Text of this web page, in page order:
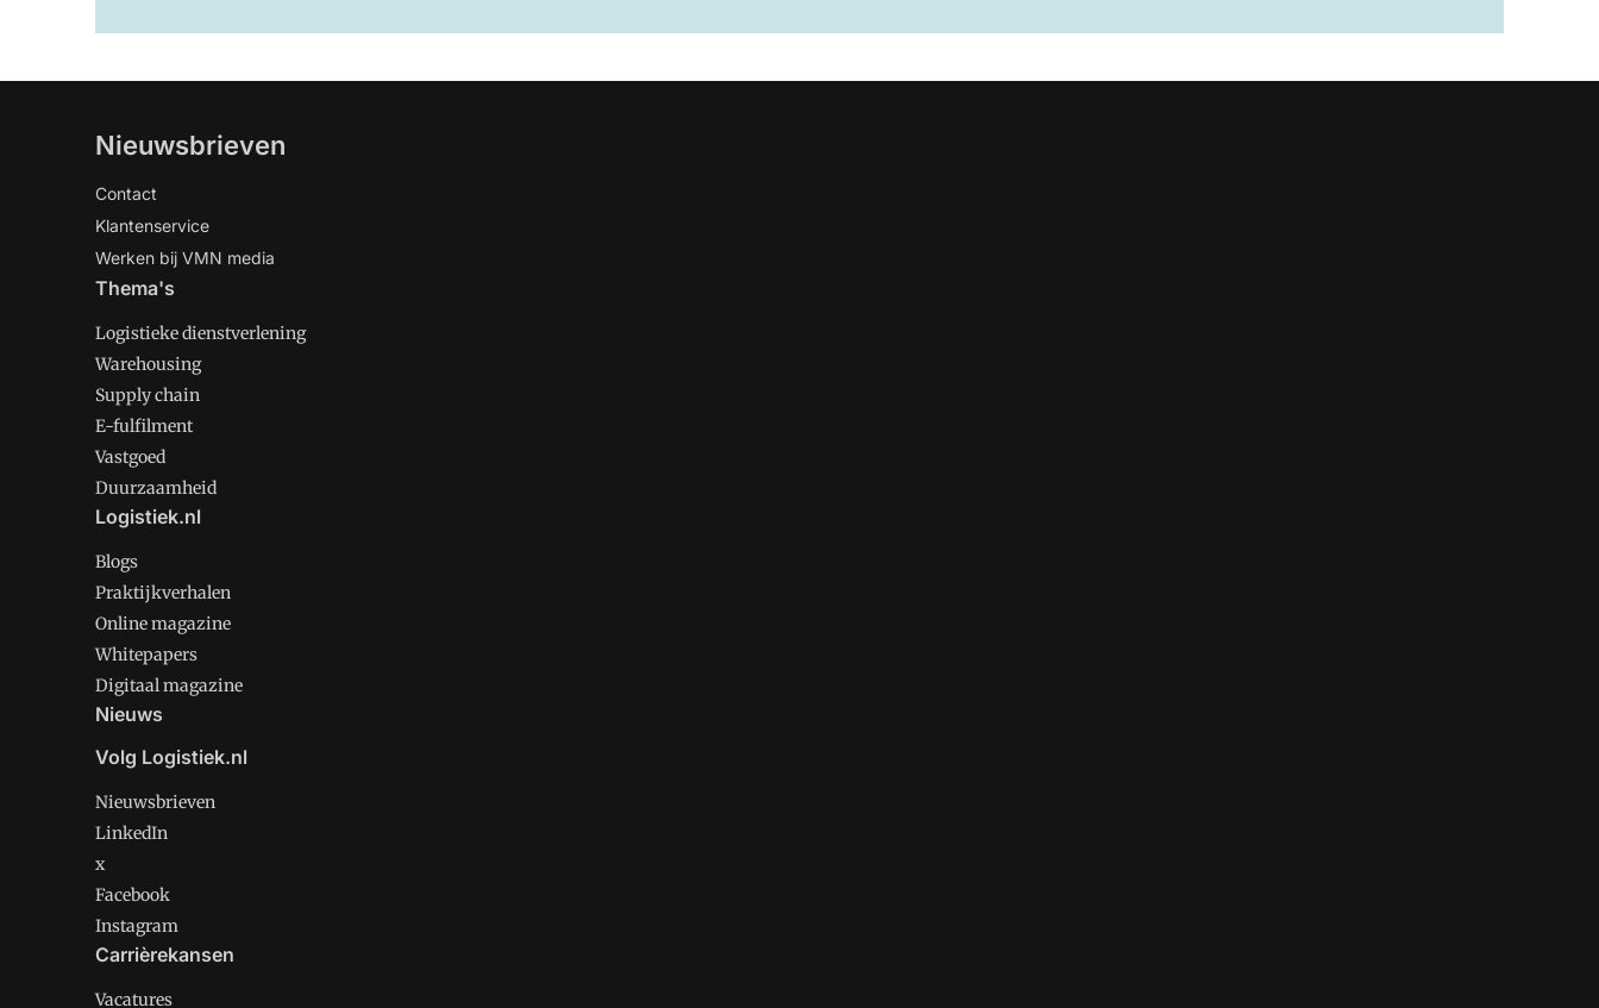
Nieuwsbrieven
Contact
Klantenservice
Werken bij VMN media
Thema's
Logistieke dienstverlening
Warehousing
Supply chain
E-fulfilment
Vastgoed
Duurzaamheid
Logistiek.nl
Blogs
Praktijkverhalen
Online magazine
Whitepapers
Digitaal magazine
Nieuws
Volg Logistiek.nl
Nieuwsbrieven
LinkedIn
x
Facebook
Instagram
Carrièrekansen
Vacatures